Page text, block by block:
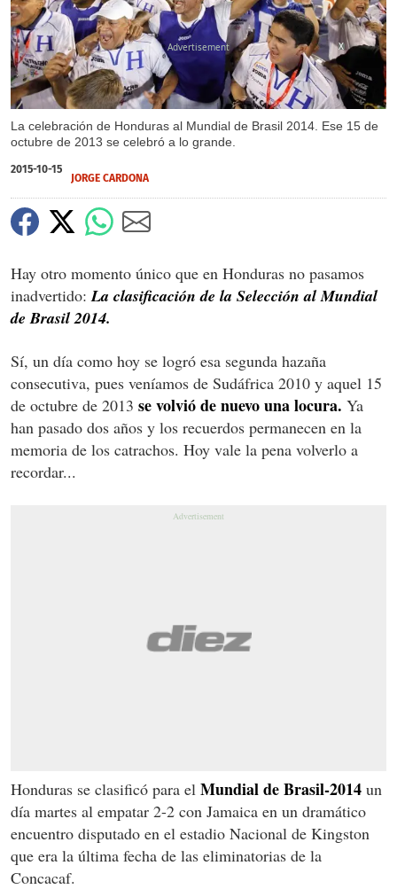
La celebración de Honduras al Mundial de Brasil 2014. Ese 15 de
octubre de 2013 se celebró a lo grande.
X
2015-10-15
JORGE CARDONA
Hay otro momento único que en Honduras no pasamos
inadvertido: La clasificación de la Selección al Mundial
de Brasil 2014.
Sí, un día como hoy se logró esa segunda hazaña
consecutiva, pues veníamos de Sudáfrica 2010 y aquel 15
de octubre de 2013 se volvió de nuevo una locura. Ya
han pasado dos años y los recuerdos permanecen en la
memoria de los catrachos. Hoy vale la pena volverlo a
recordar...
Honduras se clasificó para el Mundial de Brasil-2014 un
día martes al empatar 2-2 con Jamaica en un dramático
encuentro disputado en el estadio Nacional de Kingston
que era la última fecha de las eliminatorias de la
Concacaf.